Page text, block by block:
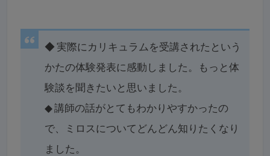
◆実際にカリキュラムを受講されたという
かたの体験発表に感動しました。もっと体
験談を聞きたいと思いました。
◆講師の話がとてもわかりやすかったの
で、ミロスについてどんどん知りたくなり
ました。